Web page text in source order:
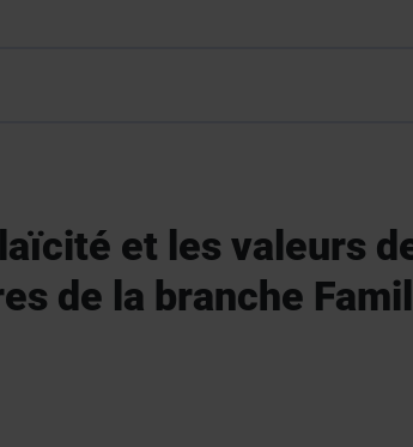
et les valeurs
de la branche